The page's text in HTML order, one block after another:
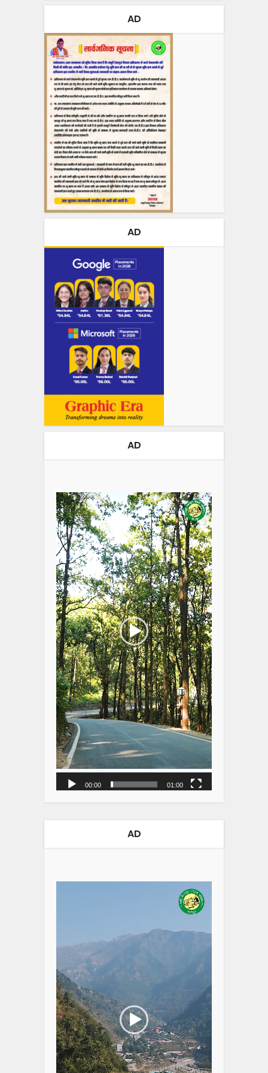
AD
AD
AD
Player
00:00 01:00
AD